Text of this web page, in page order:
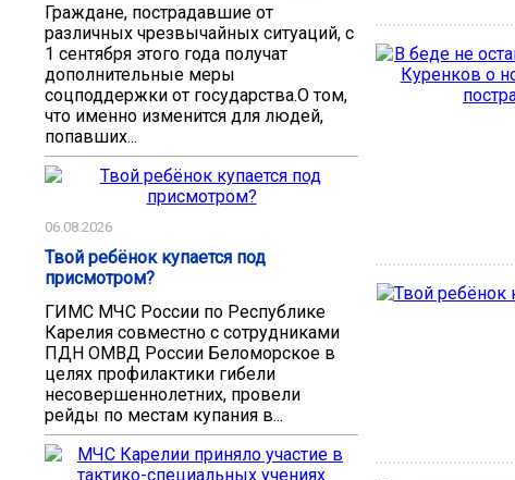
Граждане, пострадавшие от
различных чрезвычайных ситуаций, с
1 сентября этого года получат
дополнительные меры
соцподдержки от государства.О том,
что именно изменится для людей,
попавших...
06.08.2026
Твой ребёнок купается под
присмотром?
ГИМС МЧС России по Республике
Карелия совместно с сотрудниками
ПДН ОМВД России Беломорское в
целях профилактики гибели
несовершеннолетних, провели
рейды по местам купания в...